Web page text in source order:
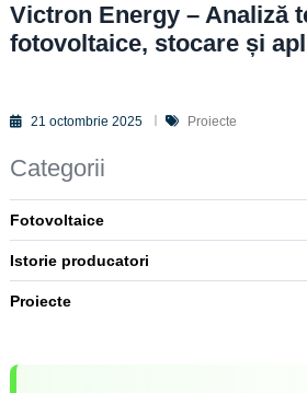
Victron Energy – Analiză
fotovoltaice, stocare și
21 octombrie 2025 Proiecte
Categorii
Fotovoltaice
Istorie producatori
Proiecte